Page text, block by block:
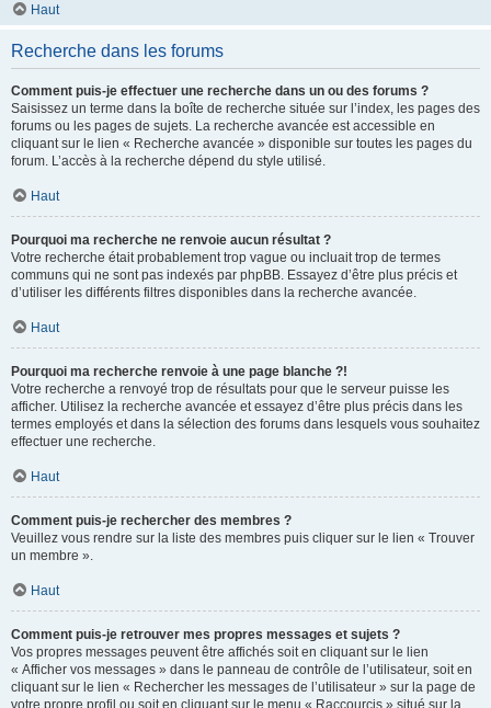
Haut
Recherche dans les forums
Comment puis-je effectuer une recherche dans un ou des forums ?
Saisissez un terme dans la boîte de recherche située sur l’index, les pages des
forums ou les pages de sujets. La recherche avancée est accessible en
cliquant sur le lien « Recherche avancée » disponible sur toutes les pages du
forum. L’accès à la recherche dépend du style utilisé.
Haut
Pourquoi ma recherche ne renvoie aucun résultat ?
Votre recherche était probablement trop vague ou incluait trop de termes
communs qui ne sont pas indexés par phpBB. Essayez d’être plus précis et
d’utiliser les différents filtres disponibles dans la recherche avancée.
Haut
Pourquoi ma recherche renvoie à une page blanche ?!
Votre recherche a renvoyé trop de résultats pour que le serveur puisse les
afficher. Utilisez la recherche avancée et essayez d’être plus précis dans les
termes employés et dans la sélection des forums dans lesquels vous souhaitez
effectuer une recherche.
Haut
Comment puis-je rechercher des membres ?
Veuillez vous rendre sur la liste des membres puis cliquer sur le lien « Trouver
un membre ».
Haut
Comment puis-je retrouver mes propres messages et sujets ?
Vos propres messages peuvent être affichés soit en cliquant sur le lien
« Afficher vos messages » dans le panneau de contrôle de l’utilisateur, soit en
cliquant sur le lien « Rechercher les messages de l’utilisateur » sur la page de
votre propre profil ou soit en cliquant sur le menu « Raccourcis » situé sur la